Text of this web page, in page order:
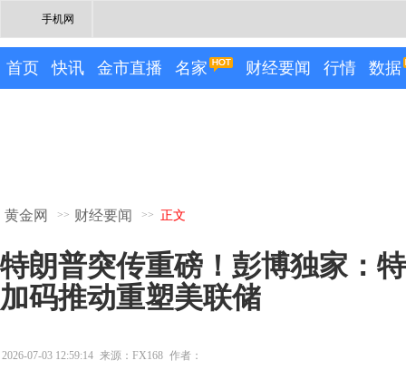
手机网
首页 快讯 金市直播 名家 财经要闻 行情 数据
黄金网 >> 财经要闻 >> 正文
特朗普突传重磅！彭博独家：
加码推动重塑美联储
2026-07-03 12:59:14 来源：FX168 作者：